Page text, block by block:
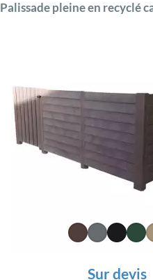
Palissade pleine en recyclé
Sur devis